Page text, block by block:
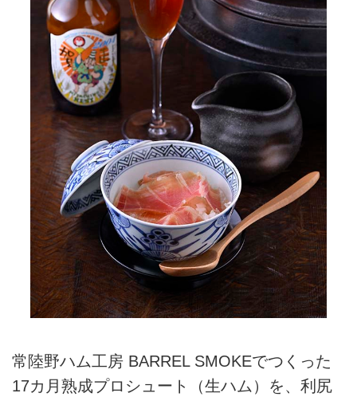
常陸野ハム工房 BARREL SMOKEでつくった
17カ月熟成プロシュート（生ハム）を、利尻